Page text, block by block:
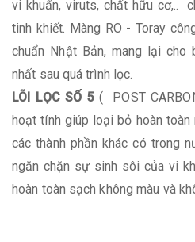
vi khuẩn, viruts, chất hữu cơ,..
tinh khiết. Màng RO - Toray
chuẩn Nhật Bản, mang lại cho
nhất sau quá trình lọc.
LÕI LỌC SỐ 5( POST
hoạt tính giúp loại bỏ hoàn
các thành phần khác có trong
ngăn chặn sự sinh sôi của vi
hoàn toàn sạch không màu và